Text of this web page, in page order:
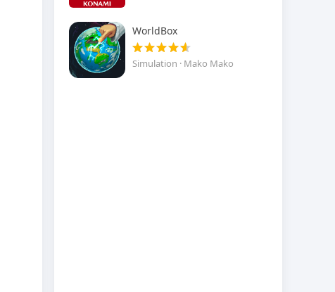
WorldBox
Simulation · Mako Mako